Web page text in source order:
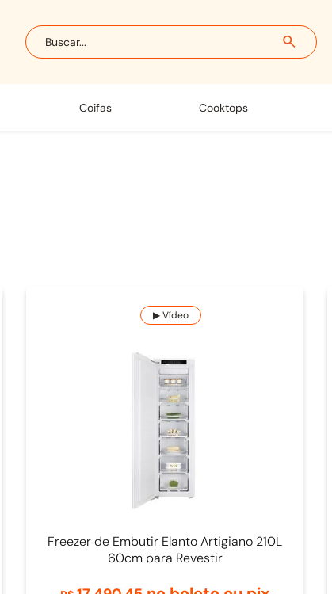
Buscar...
coifas cooktops
▶ Vídeo
Freezer de Embutir Elanto Artigiano 210L
60cm para Revestir